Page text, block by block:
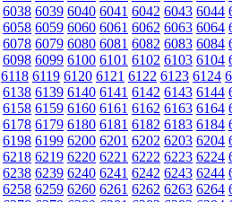
6038 6039 6040 6041 6042 6043 6044
6058 6059 6060 6061 6062 6063 6064
6078 6079 6080 6081 6082 6083 6084
6098 6099 6100 6101 6102 6103 6104
6118 6119 6120 6121 6122 6123 6124
6138 6139 6140 6141 6142 6143 6144
6158 6159 6160 6161 6162 6163 6164
6178 6179 6180 6181 6182 6183 6184
6198 6199 6200 6201 6202 6203 6204
6218 6219 6220 6221 6222 6223 6224
6238 6239 6240 6241 6242 6243 6244
6258 6259 6260 6261 6262 6263 6264